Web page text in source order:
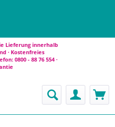
Lieferung innerhalb
· Kostenfreies
0800 - 88 76 554 ·